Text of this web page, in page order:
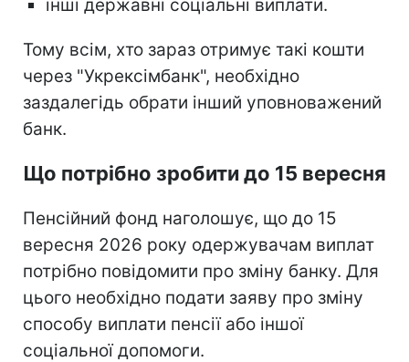
інші державні соціальні виплати.
Тому всім, хто зараз отримує такі кошти
через "Укрексімбанк", необхідно
заздалегідь обрати інший уповноважений
банк.
Що потрібно зробити до 15 вересня
Пенсійний фонд наголошує, що до 15
вересня 2026 року одержувачам виплат
потрібно повідомити про зміну банку. Для
цього необхідно подати заяву про зміну
способу виплати пенсії або іншої
соціальної допомоги.